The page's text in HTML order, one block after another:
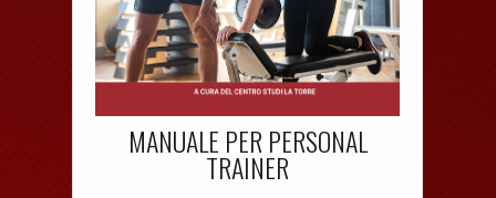
MANUALE PER PERSONAL
TRAINER